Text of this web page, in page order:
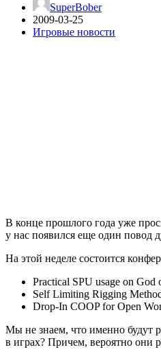
SuperBober
2009-03-25
Игровые новости
В конце прошлого года уже
у нас появился еще один повод
На этой неделе состоится
Practical SPU usage on God
Self Limiting Rigging
Drop-In COOP for Open
Мы не знаем, что именно будут
в играх? Причем, вероятно они